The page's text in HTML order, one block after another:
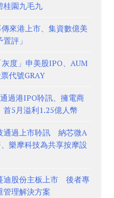
園九毛九
來港上市、集資數億美
評」
度」申美股IPO、AUM
代號GRAY
過港IPO聆訊、擁電商
5月溢利1.25億人幣
通過上市聆訊 納芯微A
樂摩科技為共享按摩設
迪股份主板上市 後者專
管理解決方案